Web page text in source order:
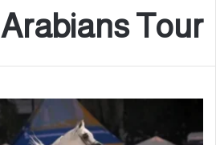
Arabians Tour